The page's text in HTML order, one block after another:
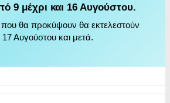
9 μέχρι και 16 Αυγούστου.
που θα προκύψουν θα εκτελεστούν
Αυγούστου και μετά.